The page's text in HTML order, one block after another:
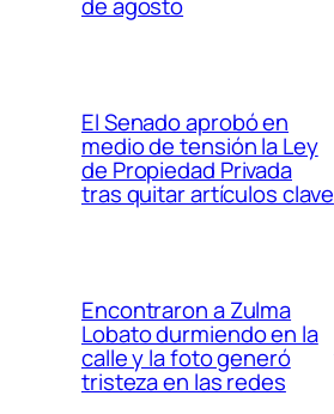
El Senado aprobó en
medio de tensión la Ley
de Propiedad Privada
tras quitar artículos clave
Encontraron a Zulma
Lobato durmiendo en la
calle y la foto generó
tristeza en las redes